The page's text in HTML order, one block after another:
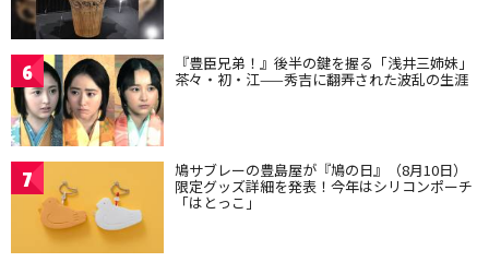
6 『豊臣兄弟！』後半の鍵を握る「浅井三姉妹」
茶々・初・江——秀吉に翻弄された波乱の生涯
7 鳩サブレーの豊島屋が『鳩の日』（8月10日）
限定グッズ詳細を発表！今年はシリコンポーチ
「はとっこ」